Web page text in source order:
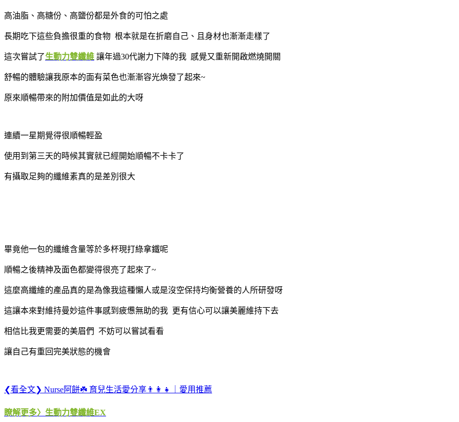
高油脂、高糖份、高鹽份都是外食的可怕之處
長期吃下這些負擔很重的食物 根本就是在折磨自己、且身材也漸漸走樣了
這次嘗試了生動力雙纖維 讓年過30代謝力下降的我 感覺又重新開啟燃燒開關
舒暢的體驗讓我原本的面有菜色也漸漸容光煥發了起來~
原來順暢帶來的附加價值是如此的大呀
連續一星期覺得很順暢輕盈
使用到第三天的時候其實就已經開始順暢不卡卡了
有攝取足夠的纖維素真的是差別很大
畢竟他一包的纖維含量等於多杯現打綠拿鐵呢
順暢之後精神及面色都變得很亮了起來了~
這麼高纖維的產品真的是為像我這種懶人或是沒空保持均衡營養的人所研發呀
這讓本來對維持曼妙這件事感到疲憊無助的我 更有信心可以讓美麗維持下去
相信比我更需要的美眉們 不妨可以嘗試看看
讓自己有重回完美狀態的機會
❮看全文❯ Nurse阿餅☘️ 育兒生活愛分享👨‍👩‍👧｜愛用推薦
瞭解更多〉生動力雙纖維EX